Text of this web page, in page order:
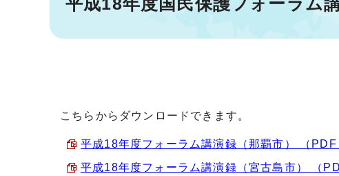
こちらからダウンロードできます。
平成18年度フォーラム講演録（那覇市） （PDF
平成18年度フォーラム講演録（宮古島市） （